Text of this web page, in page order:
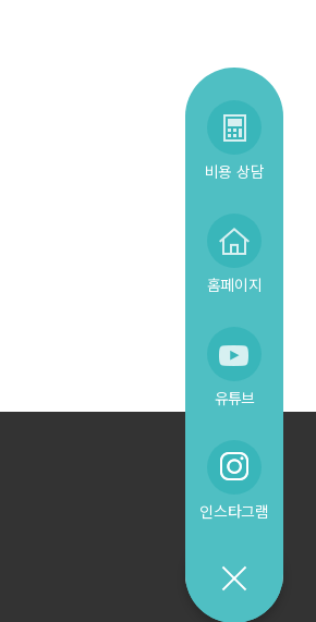
비용 상담
홈페이지
유튜브
인스타그램